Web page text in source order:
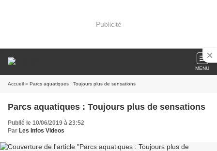
Publicité
MENU
Accueil » Parcs aquatiques : Toujours plus de sensations
Parcs aquatiques : Toujours plus de sensations
Publié le 10/06/2019 à 23:52
Par Les Infos Videos